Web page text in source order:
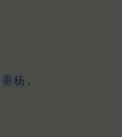
垂杨 。